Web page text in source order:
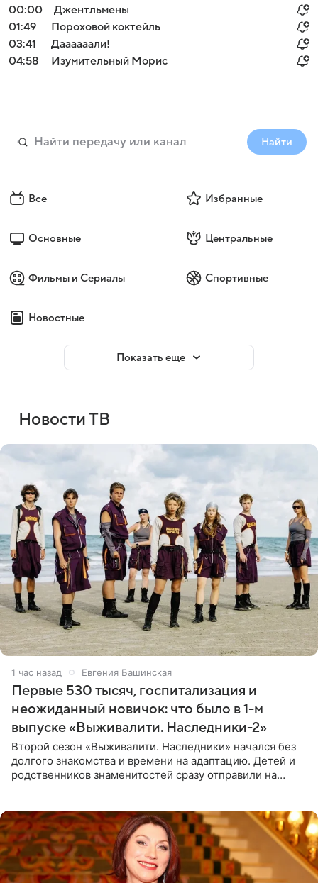
Регистрация Войти
00:00
Джентльмены
01:49
Пороховой коктейль
03:41
Даааааали!
04:58
Изумительный Морис
Найти
Все Избранные
Основные Центральные
Фильмы и Сериалы Спортивные
Новостные
Показать еще
Новости ТВ
1 час назад Евгения Башинская
Первые 530 тысяч, госпитализация и
неожиданный новичок: что было в 1-м
выпуске «Выживалити. Наследники-2»
Второй сезон «Выживалити. Наследники» начался без
долгого знакомства и времени на адаптацию. Детей и
родственников знаменитостей сразу отправили на